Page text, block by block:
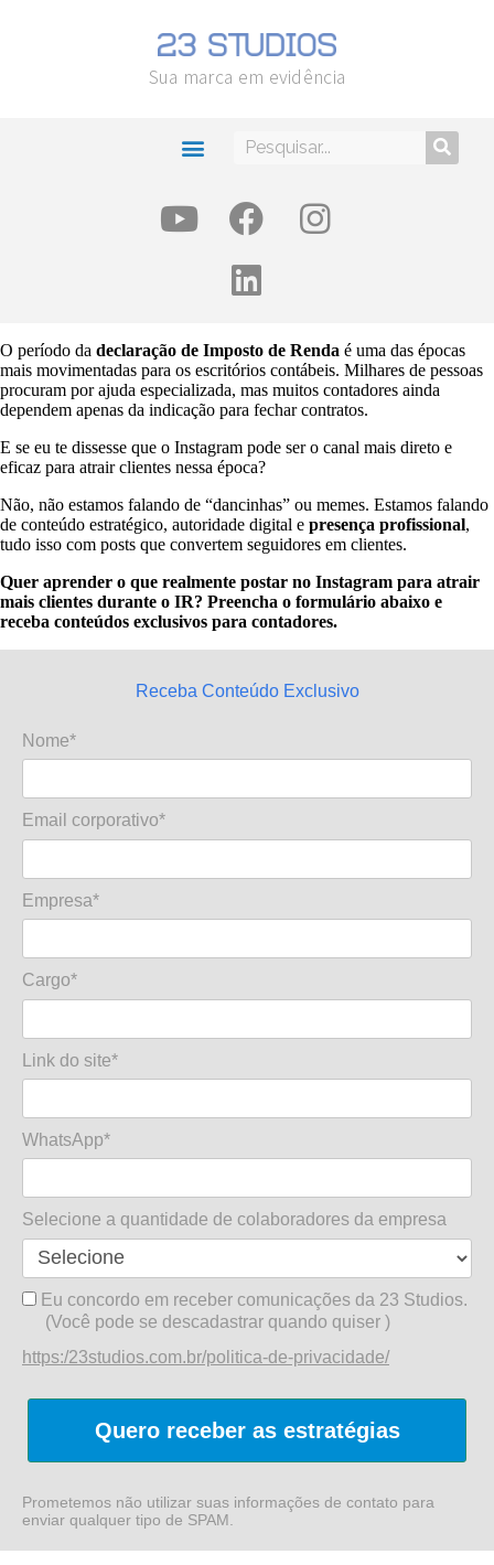
Sua marca em evidência
O período da declaração de Imposto de Renda é uma das épocas
mais movimentadas para os escritórios contábeis. Milhares de pessoas
procuram por ajuda especializada, mas muitos contadores ainda
dependem apenas da indicação para fechar contratos.
E se eu te dissesse que o Instagram pode ser o canal mais direto e
eficaz para atrair clientes nessa época?
Não, não estamos falando de “dancinhas” ou memes. Estamos falando
de conteúdo estratégico, autoridade digital e presença profissional,
tudo isso com posts que convertem seguidores em clientes.
Quer aprender o que realmente postar no Instagram para atrair
mais clientes durante o IR? Preencha o formulário abaixo e
receba conteúdos exclusivos para contadores.
Receba Conteúdo Exclusivo
Nome*
Email corporativo*
Empresa*
Cargo*
Link do site*
WhatsApp*
Selecione a quantidade de colaboradores da empresa
Eu concordo em receber comunicações da 23 Studios.
(Você pode se descadastrar quando quiser )
https:/23studios.com.br/politica-de-privacidade/
Quero receber as estratégias
Prometemos não utilizar suas informações de contato para
enviar qualquer tipo de SPAM.